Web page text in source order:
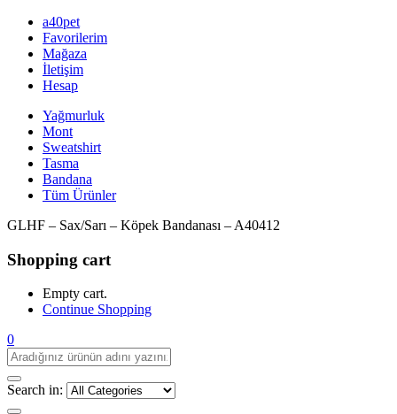
a40pet
Favorilerim
Mağaza
İletişim
Hesap
Yağmurluk
Mont
Sweatshirt
Tasma
Bandana
Tüm Ürünler
GLHF – Sax/Sarı – Köpek Bandanası – A40412
Shopping cart
Empty cart.
Continue Shopping
0
Search in: